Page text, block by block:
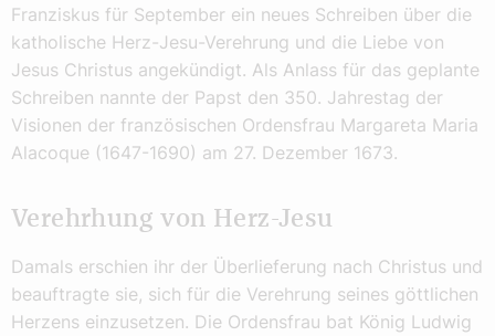
Franziskus für September ein neues Schreiben über die
katholische Herz-Jesu-Verehrung und die Liebe von
Jesus Christus angekündigt. Als Anlass für das geplante
Schreiben nannte der Papst den 350. Jahrestag der
Visionen der französischen Ordensfrau Margareta Maria
Alacoque (1647-1690) am 27. Dezember 1673.
Verehrhung von Herz-Jesu
Damals erschien ihr der Überlieferung nach Christus und
beauftragte sie, sich für die Verehrung seines göttlichen
Herzens einzusetzen. Die Ordensfrau bat König Ludwig